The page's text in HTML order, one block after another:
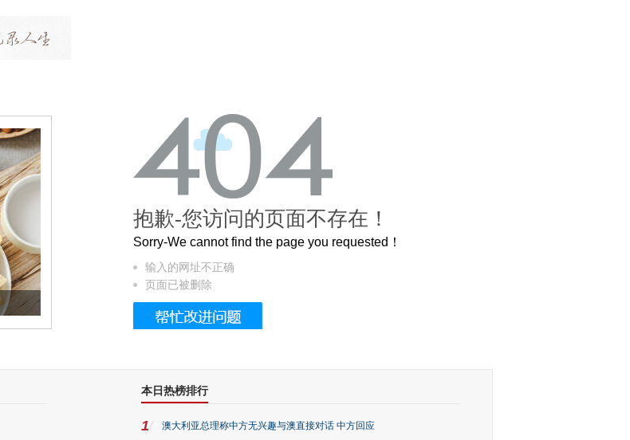
被列入佛家七宝的它到底有多美？
抱歉-您访问的页面不存在！
Sorry-We cannot find the page you requested！
输入的网址不正确
页面已被删除
本日热榜排行
1 澳大利亚总理称中方无兴趣与澳直接对话 中方回应